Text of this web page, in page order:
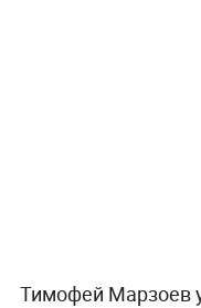
Тимофей Марзоев